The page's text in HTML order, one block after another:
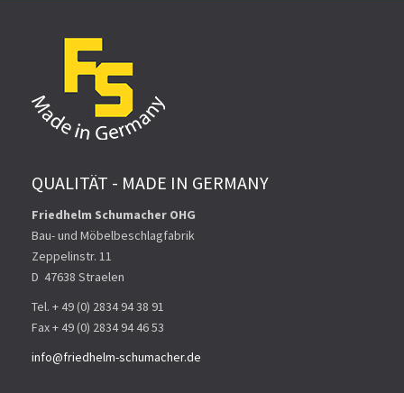
QUALITÄT - MADE IN GERMANY
Friedhelm Schumacher OHG
Bau- und Möbelbeschlagfabrik
Zeppelinstr. 11
D ­ 47638 Straelen
Tel. + 49 (0) 2834 94 38 91
Fax + 49 (0) 2834 94 46 53
info@friedhelm-schumacher.de